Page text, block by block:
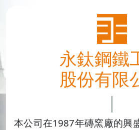
永鈦鋼鐵
股份有限
|
本公司在1987年磚窯廠的興